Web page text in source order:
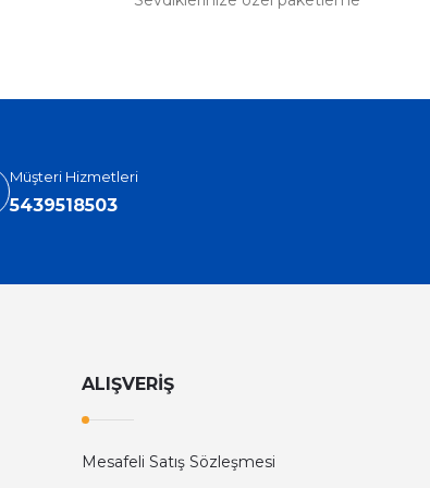
Müşteri Hizmetleri
5439518503
ALIŞVERİŞ
Mesafeli Satış Sözleşmesi